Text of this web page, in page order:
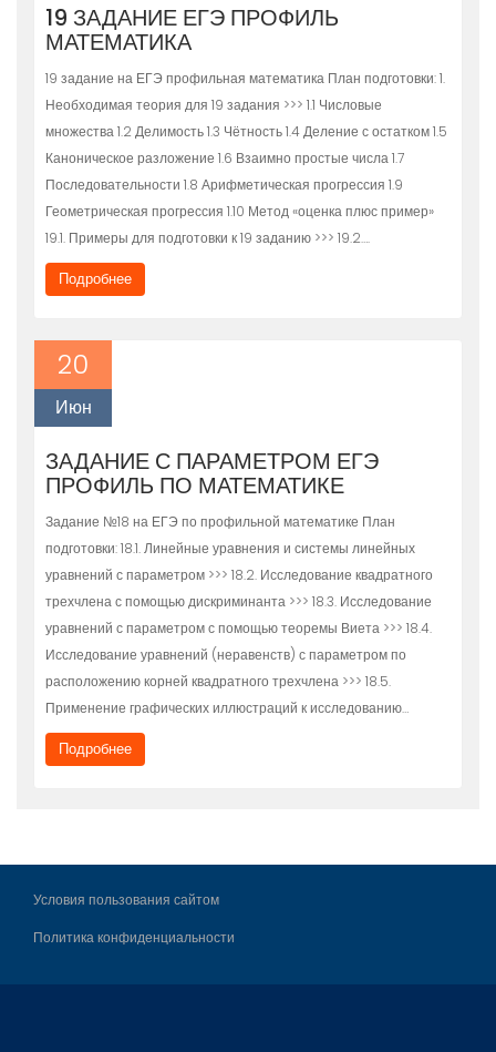
19 ЗАДАНИЕ ЕГЭ ПРОФИЛЬ
МАТЕМАТИКА
19 задание на ЕГЭ профильная математика План подготовки: 1.
Необходимая теория для 19 задания >>> 1.1 Числовые
множества 1.2 Делимость 1.3 Чётность 1.4 Деление с остатком 1.5
Каноническое разложение 1.6 Взаимно простые числа 1.7
Последовательности 1.8 Арифметическая прогрессия 1.9
Геометрическая прогрессия 1.10 Метод «оценка плюс пример»
19.1. Примеры для подготовки к 19 заданию >>> 19.2….
Подробнее
20
Июн
ЗАДАНИЕ С ПАРАМЕТРОМ ЕГЭ
ПРОФИЛЬ ПО МАТЕМАТИКЕ
Задание №18 на ЕГЭ по профильной математике План
подготовки: 18.1. Линейные уравнения и системы линейных
уравнений с параметром >>> 18.2. Исследование квадратного
трехчлена с помощью дискриминанта >>> 18.3. Исследование
уравнений с параметром с помощью теоремы Виета >>> 18.4.
Исследование уравнений (неравенств) с параметром по
расположению корней квадратного трехчлена >>> 18.5.
Применение графических иллюстраций к исследованию…
Подробнее
Условия пользования сайтом
Политика конфиденциальности